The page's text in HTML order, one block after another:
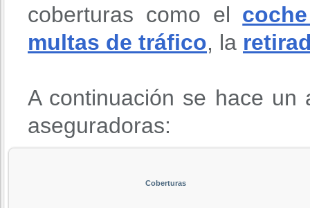
coberturas como el
multas de tráfico, la
A continuación se hace un
aseguradoras:
Coberturas